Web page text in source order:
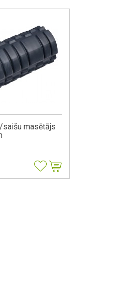
saišu masētājs